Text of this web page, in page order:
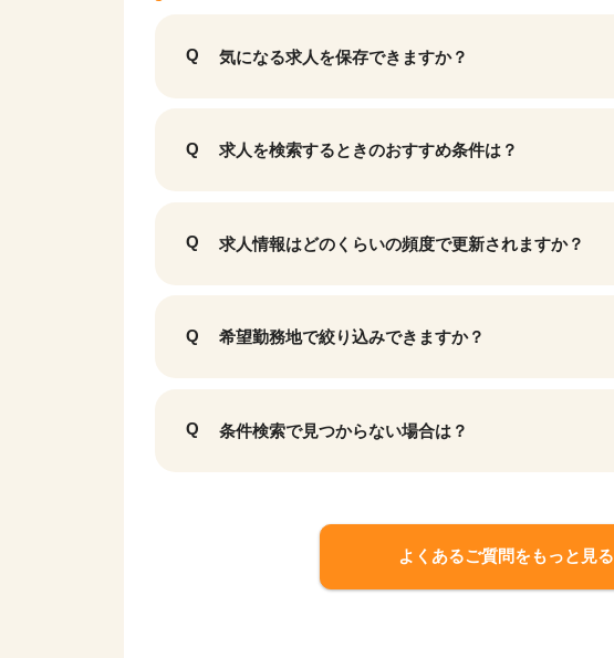
気になる求人を保存できますか？
求人を検索するときのおすすめ条件は？
求人情報はどのくらいの頻度で更新されますか？
希望勤務地で絞り込みできますか？
条件検索で見つからない場合は？
よくあるご質問をもっと見る
9,636 件